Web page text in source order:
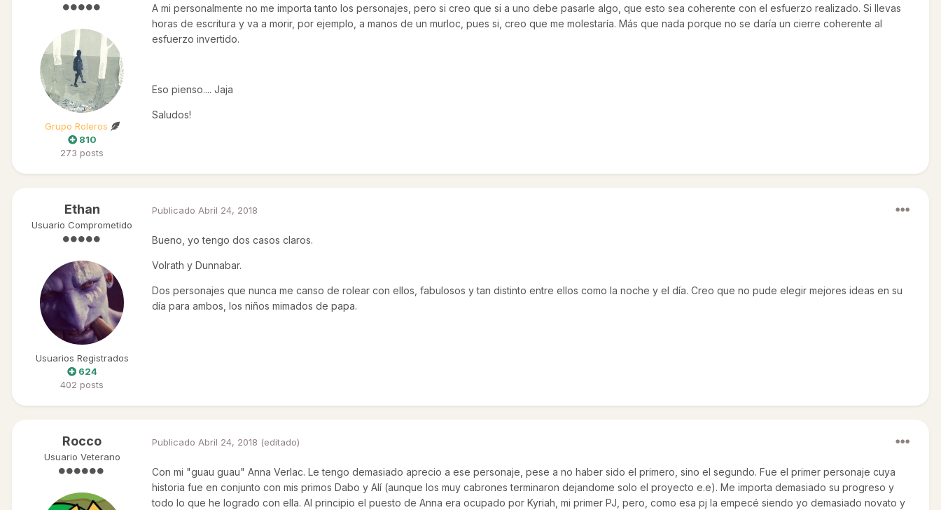
Grupo Roleros
810
273 posts
A mi personalmente no me importa tanto los personajes, pero si creo que si a uno debe pasarle algo, que esto sea coherente con el esfuerzo realizado. Si llevas
horas de escritura y va a morir, por ejemplo, a manos de un murloc, pues si, creo que me molestaría. Más que nada porque no se daría un cierre coherente al
esfuerzo invertido.
Eso pienso.... Jaja
Saludos!
Ethan
Usuario Comprometido
Usuarios Registrados
624
402 posts
Publicado Abril 24, 2018
Bueno, yo tengo dos casos claros.
Volrath y Dunnabar.
Dos personajes que nunca me canso de rolear con ellos, fabulosos y tan distinto entre ellos como la noche y el día. Creo que no pude elegir mejores ideas en su
día para ambos, los niños mimados de papa.
Rocco
Usuario Veterano
Publicado Abril 24, 2018 (editado)
Con mi "guau guau" Anna Verlac. Le tengo demasiado aprecio a ese personaje, pese a no haber sido el primero, sino el segundo. Fue el primer personaje cuya
historia fue en conjunto con mis primos Dabo y Alí (aunque los muy cabrones terminaron dejandome solo el proyecto e.e). Me importa demasiado su progreso y
todo lo que he logrado con ella. Al principio el puesto de Anna era ocupado por Kyriah, mi primer PJ, pero, como esa pj la empecé siendo yo demasiado novato y